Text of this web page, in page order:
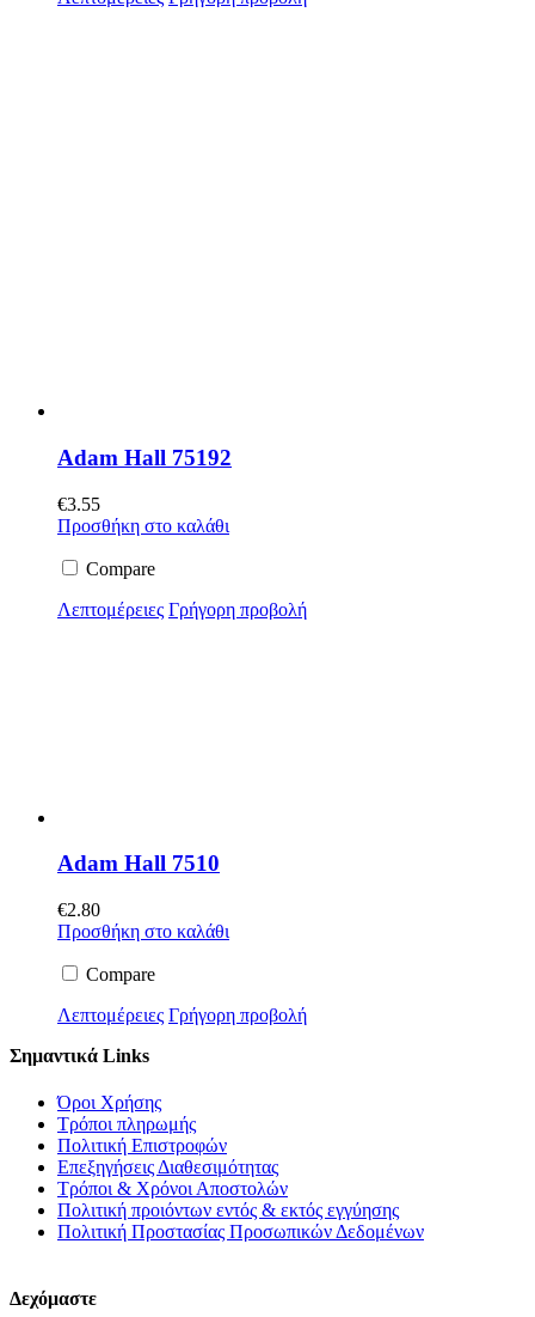
Adam Hall 75192
€3.55
Προσθήκη στο καλάθι
Compare
Λεπτομέρειες Γρήγορη προβολή
Adam Hall 7510
€2.80
Προσθήκη στο καλάθι
Compare
Λεπτομέρειες Γρήγορη προβολή
Σημαντικά Links
Όροι Χρήσης
Τρόποι πληρωμής
Πολιτική Επιστροφών
Επεξηγήσεις Διαθεσιμότητας
Τρόποι & Χρόνοι Αποστολών
Πολιτική προιόντων εντός & εκτός εγγύησης
Πολιτική Προστασίας Προσωπικών Δεδομένων
Δεχόμαστε